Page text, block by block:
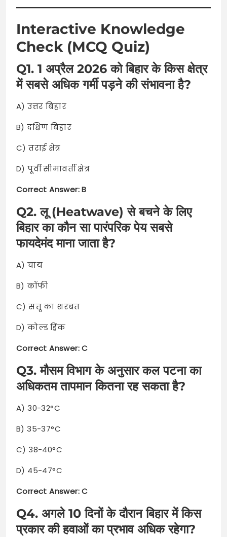
Interactive Knowledge
Check (MCQ Quiz)
Q1. 1 अप्रैल 2026 को बिहार के किस क्षेत्र
में सबसे अधिक गर्मी पड़ने की संभावना है?
A) उत्तर बिहार
B) दक्षिण बिहार
C) तराई क्षेत्र
D) पूर्वी सीमावर्ती क्षेत्र
Correct Answer: B
Q2. लू (Heatwave) से बचने के लिए
बिहार का कौन सा पारंपरिक पेय सबसे
फायदेमंद माना जाता है?
A) चाय
B) कॉफी
C) सत्तू का शरबत
D) कोल्ड ड्रिंक
Correct Answer: C
Q3. मौसम विभाग के अनुसार कल पटना का
अधिकतम तापमान कितना रह सकता है?
A) 30-32°C
B) 35-37°C
C) 38-40°C
D) 45-47°C
Correct Answer: C
Q4. अगले 10 दिनों के दौरान बिहार में किस
प्रकार की हवाओं का प्रभाव अधिक रहेगा?